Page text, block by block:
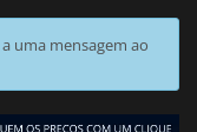
uma mensagem ao